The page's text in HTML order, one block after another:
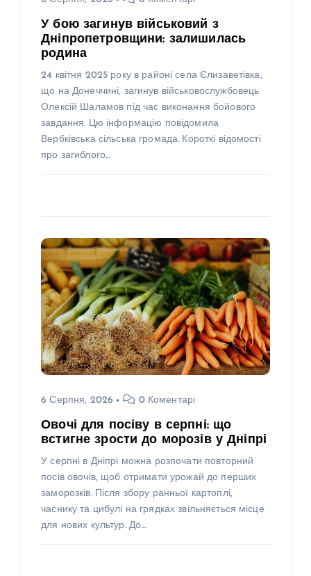
У бою загинув військовий з
Дніпропетровщини: залишилась
родина
24 квітня 2025 року в районі села Єлизаветівка,
що на Донеччині, загинув військовослужбовець
Олексій Шаламов під час виконання бойового
завдання. Цю інформацію повідомила
Вербківська сільська громада. Короткі відомості
про загиблого…
6 Серпня, 2026 0 Коментарі
Овочі для посіву в серпні: що
встигне зрости до морозів у Дніпрі
У серпні в Дніпрі можна розпочати повторний
посів овочів, щоб отримати урожай до перших
заморозків. Після збору ранньої картоплі,
часнику та цибулі на грядках звільняється місце
для нових культур. До…